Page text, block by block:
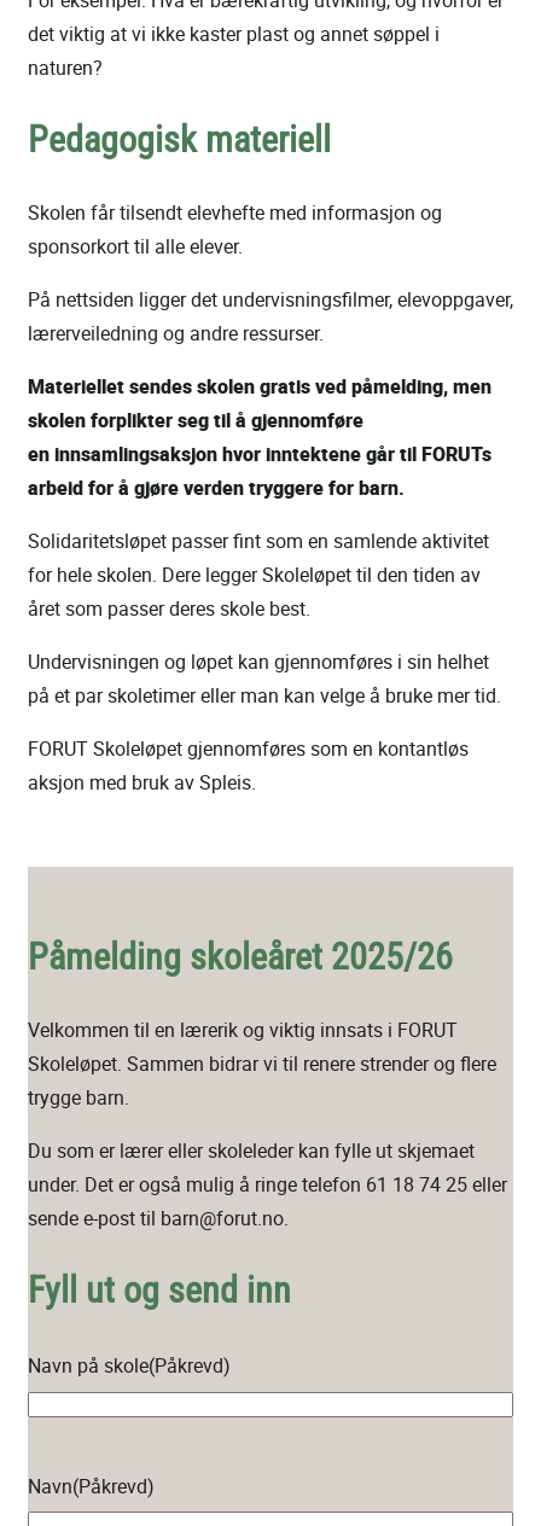
det viktig at vi ikke kaster plast og annet søppel i
naturen?
Pedagogisk materiell
Skolen får tilsendt elevhefte med informasjon og
sponsorkort til alle elever.
På nettsiden ligger det undervisningsfilmer, elevoppgaver,
lærerveiledning og andre ressurser.
Materiellet sendes skolen gratis ved påmelding, men
skolen forplikter seg til å gjennomføre
en innsamlingsaksjon hvor inntektene går til FORUTs
arbeid for å gjøre verden tryggere for barn.
Solidaritetsløpet passer fint som en samlende aktivitet
for hele skolen. Dere legger Skoleløpet til den tiden av
året som passer deres skole best.
Undervisningen og løpet kan gjennomføres i sin helhet
på et par skoletimer eller man kan velge å bruke mer tid.
FORUT Skoleløpet gjennomføres som en kontantløs
aksjon med bruk av Spleis.
Påmelding skoleåret 2025/26
Velkommen til en lærerik og viktig innsats i FORUT
Skoleløpet. Sammen bidrar vi til renere strender og flere
trygge barn.
Du som er lærer eller skoleleder kan fylle ut skjemaet
under. Det er også mulig å ringe telefon 61 18 74 25 eller
sende e-post til barn@forut.no.
Fyll ut og send inn
Navn på skole(Påkrevd)
Navn(Påkrevd)